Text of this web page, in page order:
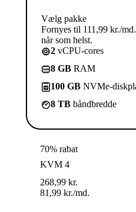
Vælg pakke
Fornyes til 111,99 kr./
når som helst.
2 vCPU-cores
8 GB RAM
100 GB NVMe-
8 TB båndbredde
70% rabat
KVM 4
268,99 kr.
81,99 kr./md.